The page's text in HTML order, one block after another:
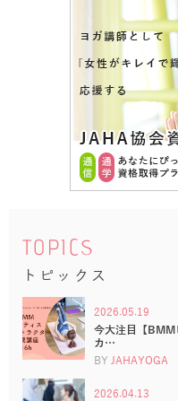
TOPICS
トピックス
2026.05.19
今大注目【BMM
カ…
BY JAHAYOGA
2026.04.13